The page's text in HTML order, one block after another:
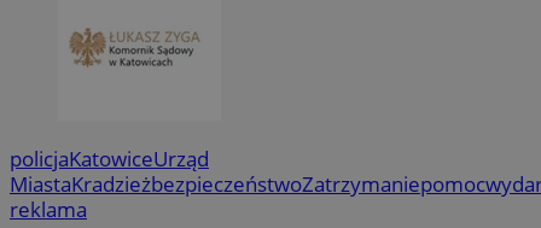
policjaKatowiceUrząd
MiastaKradzieżbezpieczeństwoZatrzymaniepomoc
reklama